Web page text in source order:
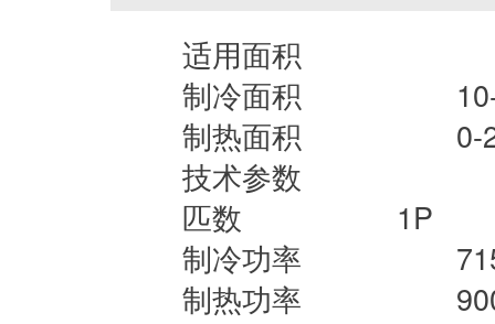
适用面积
制冷面积
制热面积 0-
技术参数
匹数 1P
制冷功率
制热功率